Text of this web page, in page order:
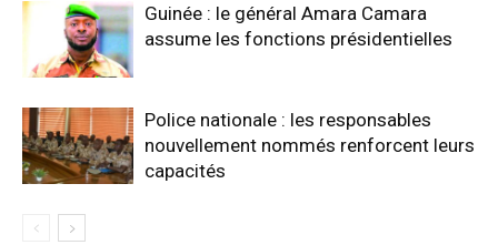
Guinée : le général Amara Camara
assume les fonctions présidentielles
Police nationale : les responsables
nouvellement nommés renforcent leurs
capacités